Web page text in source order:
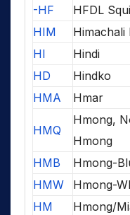
-HF
HFDL
HIM
Himachali
HI
Hindi
HD
Hindko
HMA
Hmar
HMQ
Hmong,
Hmong
HMB
Hmong-
HMW
Hmong-
HM
Hmong/